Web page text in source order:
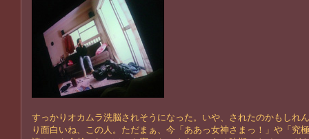
すっかりオカムラ洗脳されそうになった。いや、されたのかもしれ
り面白いね、この人。ただまぁ、今「ああっ女神さまっ！」や「究